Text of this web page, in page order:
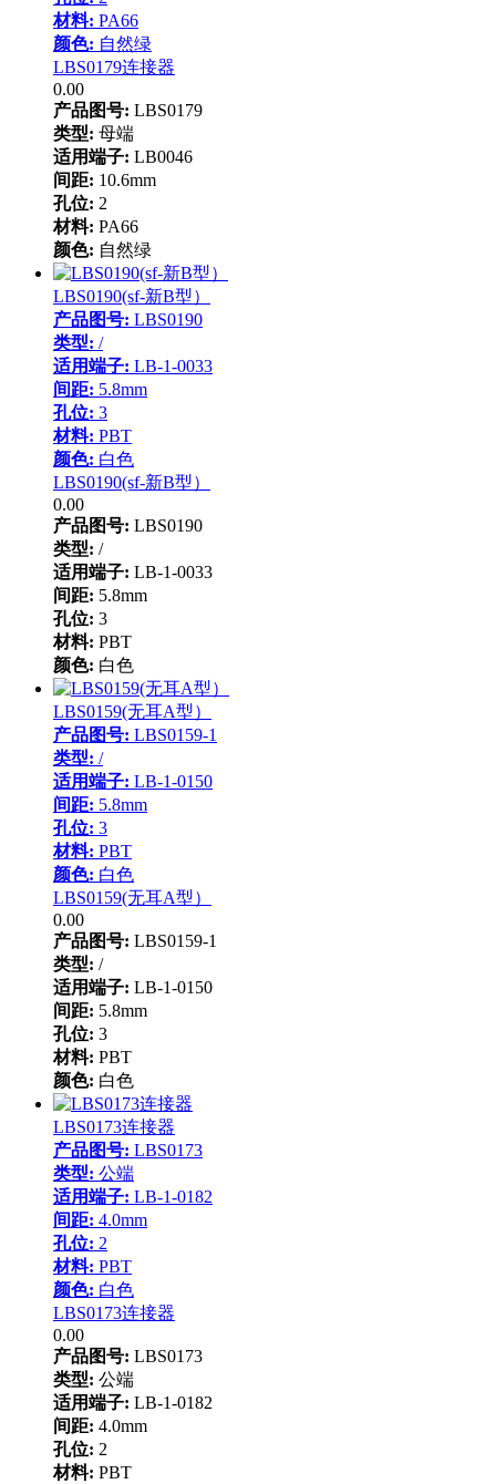
材料: PA66
颜色: 自然绿
LBS0179连接器
0.00
产品图号: LBS0179
类型: 母端
适用端子: LB0046
间距: 10.6mm
孔位: 2
材料: PA66
颜色: 自然绿
LBS0190(sf-新B型）
产品图号: LBS0190
类型: /
适用端子: LB-1-0033
间距: 5.8mm
孔位: 3
材料: PBT
颜色: 白色
LBS0190(sf-新B型）
0.00
产品图号: LBS0190
类型: /
适用端子: LB-1-0033
间距: 5.8mm
孔位: 3
材料: PBT
颜色: 白色
LBS0159(无耳A型）
产品图号: LBS0159-1
类型: /
适用端子: LB-1-0150
间距: 5.8mm
孔位: 3
材料: PBT
颜色: 白色
LBS0159(无耳A型）
0.00
产品图号: LBS0159-1
类型: /
适用端子: LB-1-0150
间距: 5.8mm
孔位: 3
材料: PBT
颜色: 白色
LBS0173连接器
产品图号: LBS0173
类型: 公端
适用端子: LB-1-0182
间距: 4.0mm
孔位: 2
材料: PBT
颜色: 白色
LBS0173连接器
0.00
产品图号: LBS0173
类型: 公端
适用端子: LB-1-0182
间距: 4.0mm
孔位: 2
材料: PBT